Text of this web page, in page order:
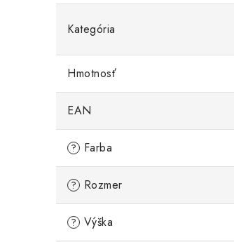
Kategória
Hmotnosť
EAN
? Farba
? Rozmer
? Výška